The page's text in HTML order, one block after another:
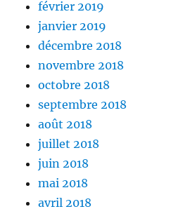
février 2019
janvier 2019
décembre 2018
novembre 2018
octobre 2018
septembre 2018
août 2018
juillet 2018
juin 2018
mai 2018
avril 2018